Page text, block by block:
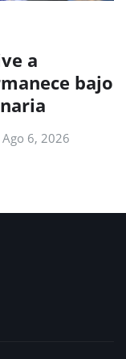
a
bajo
Ago 6, 2026